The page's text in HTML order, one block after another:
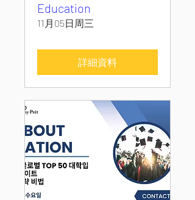
Education
11月05日周三
詳細資料